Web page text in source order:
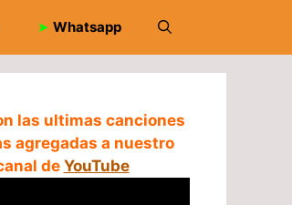
➤ Whatsapp
las ultimas canciones
agregadas a nuestro
de YouTube